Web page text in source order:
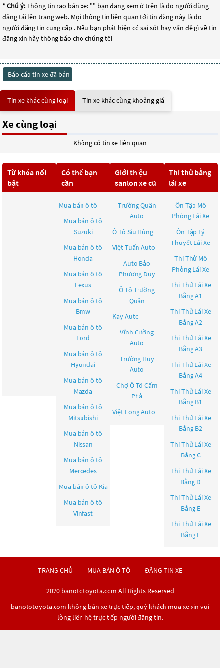
* Chú ý:Thông tin rao bán xe: "" bạn đang xem ở trên là do người dùng
đăng tải lên trang web. Mọi thông tin liên quan tới tin đăng này là do
người đăng tin cung cấp . Nếu bạn phát hiện có sai sót hay vấn đề gì về tin
đăng xin hãy thông báo cho chúng tôi
Báo cáo tin xe đã bán
Tin xe khác cùng loại Tin xe khác cùng khoảng giá
Xe cùng loại
Không có tin xe liên quan
Từ khóa nổi
bật
Có thể bạn
cần
Mua bán ô tô
Mua bán ô tô
Suzuki
Mua bán ô tô
Honda
Mua bán ô tô
Lexus
Mua bán ô tô
Bmw
Mua bán ô tô
Ford
Mua bán ô tô
Hyundai
Mua bán ô tô
Mazda
Mua bán ô tô
Mitsubishi
Mua bán ô tô
Nissan
Mua bán ô tô
Mercedes
Mua bán ô tô Kia
Mua bán ô tô
Vinfast
Giới thiệu
sanlon xe cũ
Trường Quân
Auto
Ô Tô Siu Hùng
Việt Tuấn Auto
Auto Bảo
Phương Duy
Ô Tô Trường
Quân
Kay Auto
Vĩnh Cường
Auto
Trường Huy
Auto
Chợ Ô Tô Cẩm
Phả
Việt Long Auto
Thi thử bằng
lái xe
Ôn Tập Mô
Phỏng Lái Xe
Ôn Tập Lý
Thuyết Lái Xe
Thi Thử Mô
Phỏng Lái Xe
Thi Thử Lái Xe
Bằng A1
Thi Thử Lái Xe
Bằng A2
Thi Thử Lái Xe
Bằng A3
Thi Thử Lái Xe
Bằng A4
Thi Thử Lái Xe
Bằng B1
Thi Thử Lái Xe
Bằng B2
Thi Thử Lái Xe
Bằng C
Thi Thử Lái Xe
Bằng D
Thi Thử Lái Xe
Bằng E
Thi Thử Lái Xe
Bằng F
TRANG CHỦ MUA BÁN Ô TÔ ĐĂNG TIN XE
2020 banototoyota.com All Rights Reserved
banototoyota.com không bán xe trực tiếp, quý khách mua xe xin vui
lòng liên hệ trực tiếp người đăng tin.